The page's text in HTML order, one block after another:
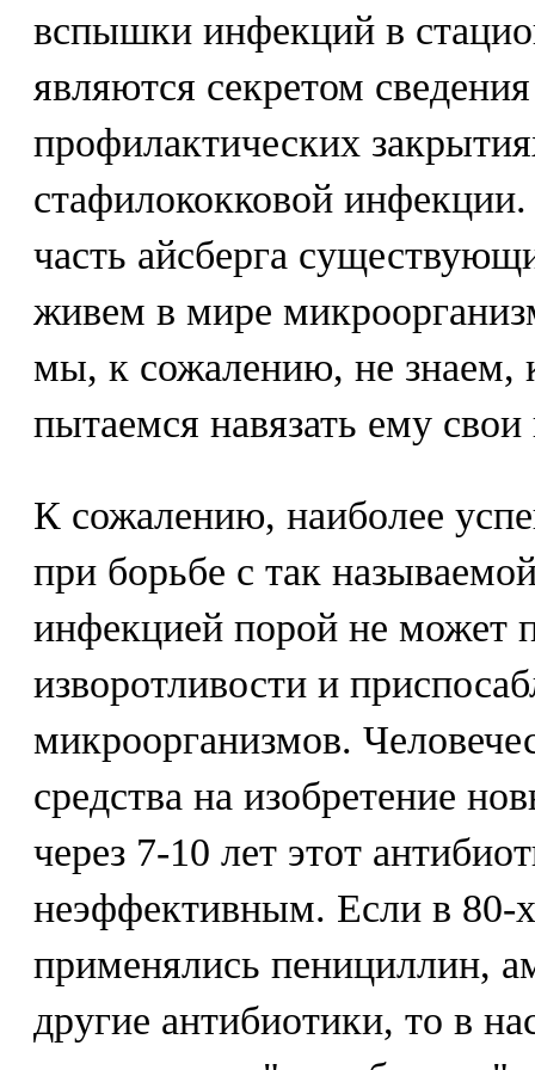
вспышки инфекций в
являются секретом
профилактических
стафилококковой
часть айсберга
живем в мире
мы, к сожалению, не знаем,
пытаемся навязать ему
К сожалению, наиболее
при борьбе с так
инфекцией порой не может
изворотливости и
микроорганизмов.
средства на изобретение
через 7-10 лет этот
неэффективным. Если в 80-
применялись пенициллин,
другие антибиотики, то в